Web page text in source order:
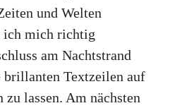
und Welten
ich mich richtig
am Nachtstrand
brillanten Textzeilen auf
lassen. Am nächsten